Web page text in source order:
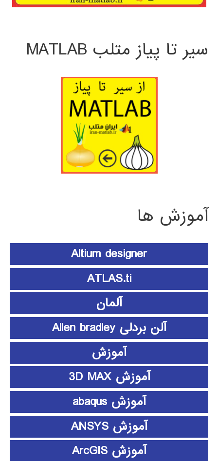
سیر تا پیاز متلب MATLAB
آموزش ها
Altium designer
ATLAS.ti
آلمان
آلن بردلی Allen bradley
آموزش
آموزش 3D MAX
آموزش abaqus
آموزش ANSYS
آموزش ArcGIS